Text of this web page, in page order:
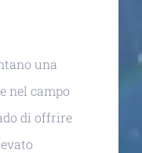
una
nel campo
di offrire